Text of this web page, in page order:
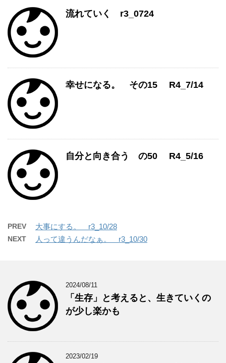
流れていく r3_0724
幸せになる。 その15 R4_7/14
自分と向き合う の50 R4_5/16
PREV 大事にする。 r3_10/28
NEXT 人って違うんだなぁ。 r3_10/30
2024/08/11
「生存」と考えると、生きていくの
が少し楽かも
2023/02/19